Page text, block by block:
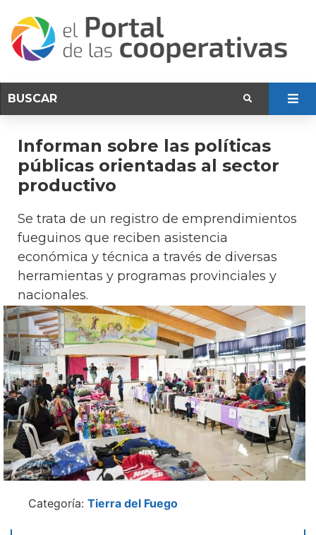
Informan sobre las políticas
públicas orientadas al sector
productivo
Se trata de un registro de emprendimientos
fueguinos que reciben asistencia
económica y técnica a través de diversas
herramientas y programas provinciales y
nacionales.
Categoría: Tierra del Fuego